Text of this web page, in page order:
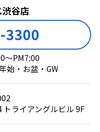
渋谷店
3300
～PM7:00
始・お盆・GW
ライアングルビル 9F